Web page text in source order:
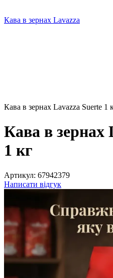
Кава в зернах Lavazza
Кава в зернах Lavazza Suerte 1
Кава в зернах
1 кг
Артикул: 67942379
Написати відгук